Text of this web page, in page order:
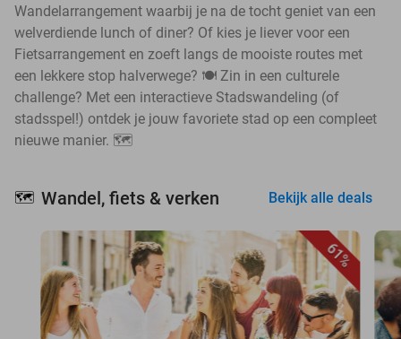
Wandelarrangement waarbij je na de tocht geniet van een
welverdiende lunch of diner? Of kies je liever voor een
Fietsarrangement en zoeft langs de mooiste routes met
een lekkere stop halverwege? 🍽️ Zin in een culturele
challenge? Met een interactieve Stadswandeling (of
stadsspel!) ontdek je jouw favoriete stad op een compleet
nieuwe manier. 🗺️
🗺️ Wandel, fiets & verken Bekijk alle deals
61%